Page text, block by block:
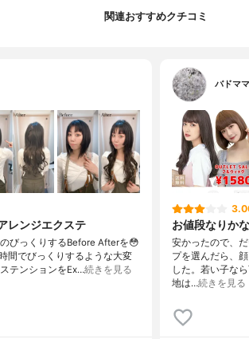
関連おすすめクチコミ
レンジエクステ
びっくりするBefore Afterを😳
間でびっくりするような大変
テンションをEx…続きを見る
バドマ
お値段なりか
安かったので、
プを選んだら、
した。若い子な
地は…続きを見る